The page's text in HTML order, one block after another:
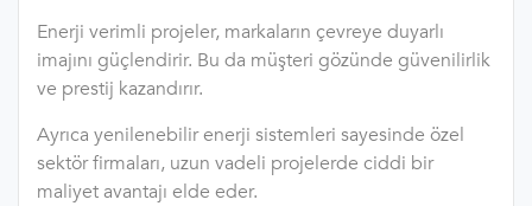
Enerji verimli projeler, markaların çevreye duyarlı
imajını güçlendirir. Bu da müşteri gözünde güvenilirlik
ve prestij kazandırır.
Ayrıca yenilenebilir enerji sistemleri sayesinde özel
sektör firmaları, uzun vadeli projelerde ciddi bir
maliyet avantajı elde eder.